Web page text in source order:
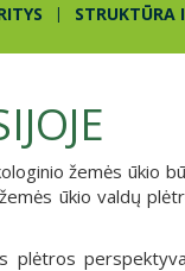
STRUKTŪRA
žemės ūkio
ūkio valdų
plėtros